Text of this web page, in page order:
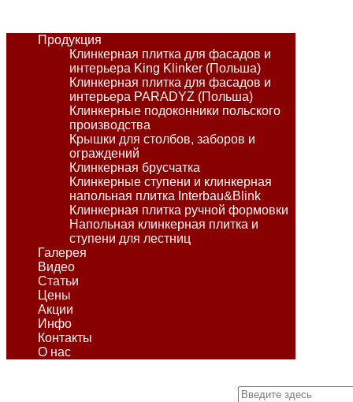
Продукция
Клинкерная плитка для фасадов и
интерьера King Klinker (Польша)
Клинкерная плитка для фасадов и
интерьера PARADYZ (Польша)
Клинкерные подоконники польского
производства
Крышки для столбов, заборов и
ограждений
Клинкерная брусчатка
Клинкерные ступени и клинкерная
напольная плитка Interbau&Blink
Клинкерная плитка ручной формовки
Напольная клинкерная плитка и
ступени для лестниц
Галерея
Видео
Статьи
Цены
Акции
Инфо
Контакты
О нас